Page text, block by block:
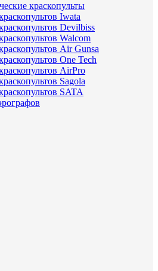
краскопульты
Iwata
Devilbiss
Walcom
Air Gunsa
One Tech
AirPro
Sagola
SATA